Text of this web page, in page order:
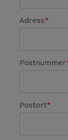
Adress
Postnummer
Postort